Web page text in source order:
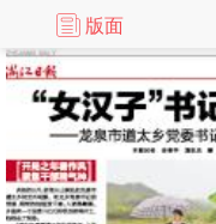
版面